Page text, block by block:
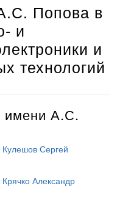
Попова в
и
и
технологий
имени А.С.
Кулешов Сергей
Крячко Александр